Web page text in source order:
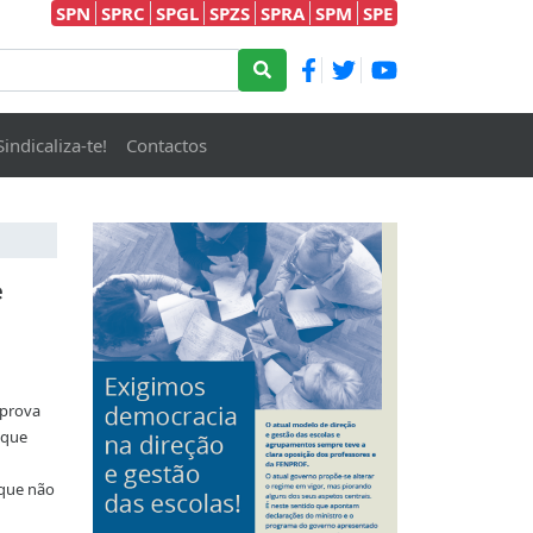
SPN SPRC SPGL SPZS SPRA SPM SPE
te! Contactos
não